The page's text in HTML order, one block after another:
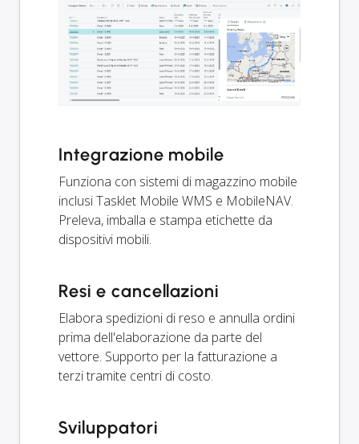
Integrazione mobile
Funziona con sistemi di magazzino mobile
inclusi Tasklet Mobile WMS e MobileNAV.
Preleva, imballa e stampa etichette da
dispositivi mobili.
Resi e cancellazioni
Elabora spedizioni di reso e annulla ordini
prima dell'elaborazione da parte del
vettore. Supporto per la fatturazione a
terzi tramite centri di costo.
Sviluppatori